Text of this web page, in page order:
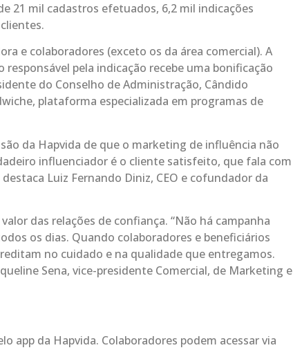
21 mil cadastros efetuados, 6,2 mil indicações
e colaboradores (exceto os da área comercial). A
pela indicação recebe uma bonificação
do Conselho de Administração, Cândido
plataforma especializada em programas de
da Hapvida de que o marketing de influência não
influenciador é o cliente satisfeito, que fala com
Luiz Fernando Diniz, CEO e cofundador da
das relações de confiança. “Não há campanha
os dias. Quando colaboradores e beneficiários
no cuidado e na qualidade que entregamos.
Sena, vice-presidente Comercial, de Marketing e
app da Hapvida. Colaboradores podem acessar via